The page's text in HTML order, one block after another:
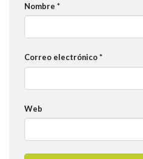
Nombre *
Correo electrónico*
Web